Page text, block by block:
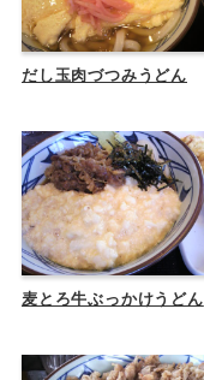
だし玉肉づつみうどん
麦とろ牛ぶっかけうどん